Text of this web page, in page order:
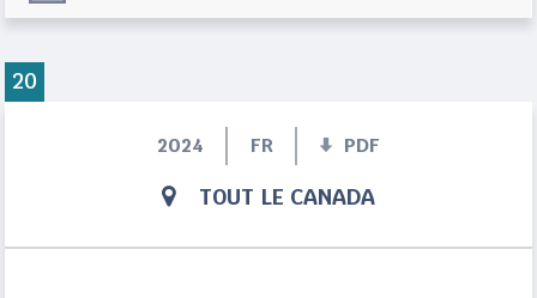
2024 FR PDF
TOUT LE CANADA
20